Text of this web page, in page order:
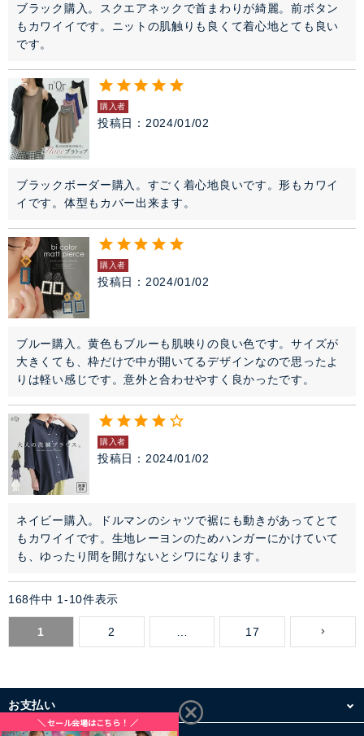
ブラック購入。スクエアネックで首まわりが綺麗。前ボタン
もカワイイです。ニットの肌触りも良くて着心地とても良い
です。
購入者
投稿日 2024/01/02
ブラックボーダー購入。すごく着心地良いです。形もカワイ
イです。体型もカバー出来ます。
購入者
投稿日 2024/01/02
ブルー購入。黄色もブルーも肌映りの良い色です。サイズが
大きくても、枠だけで中が開いてるデザインなので思ったよ
りは軽い感じです。意外と合わせやすく良かったです。
購入者
投稿日 2024/01/02
ネイビー購入。ドルマンのシャツで裾にも動きがあってとて
もカワイイです。生地レーヨンのためハンガーにかけていて
も、ゆったり間を開けないとシワになります。
168件中 1 -10件表示
1 2 17
お支払い